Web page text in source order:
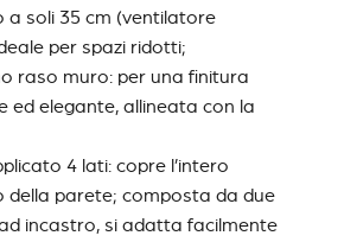
a soli 35 cm (ventilatore
per spazi ridotti;
raso muro: per una finitura
ed elegante, allineata con la
4 lati: copre l’intero
della parete; composta da due
incastro, si adatta facilmente